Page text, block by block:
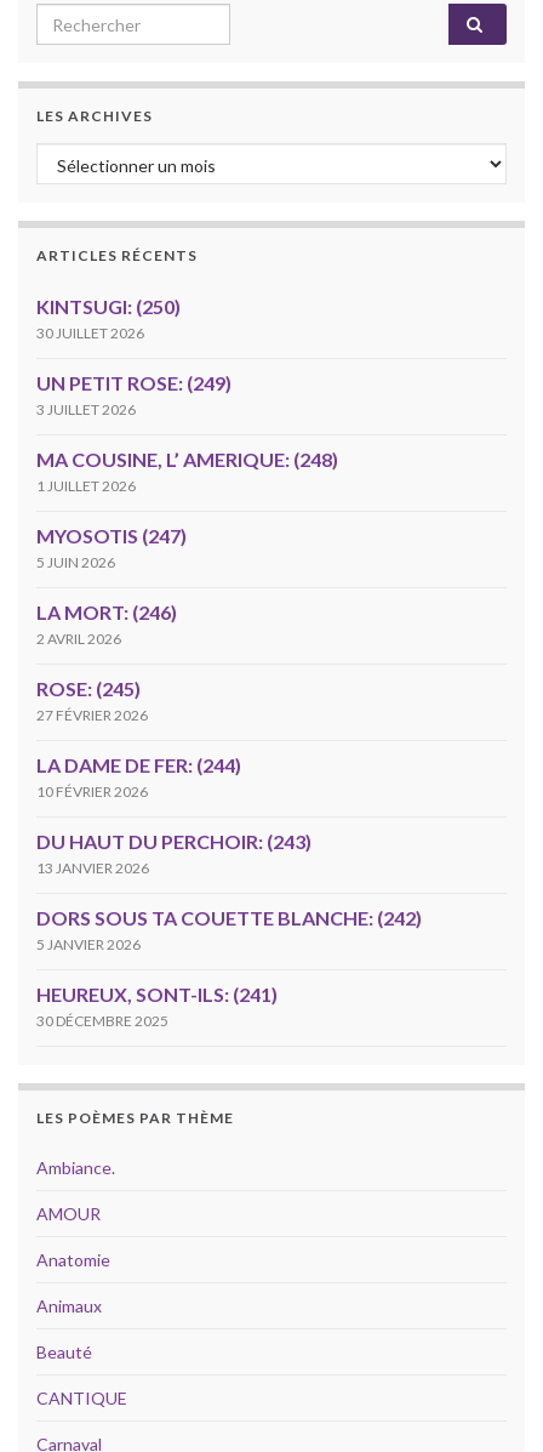
Search for:
LES ARCHIVES
Les archives
ARTICLES RÉCENTS
KINTSUGI: (250)
30 JUILLET 2026
UN PETIT ROSE: (249)
3 JUILLET 2026
MA COUSINE, L’ AMERIQUE: (248)
1 JUILLET 2026
MYOSOTIS (247)
5 JUIN 2026
LA MORT: (246)
2 AVRIL 2026
ROSE: (245)
27 FÉVRIER 2026
LA DAME DE FER: (244)
10 FÉVRIER 2026
DU HAUT DU PERCHOIR: (243)
13 JANVIER 2026
DORS SOUS TA COUETTE BLANCHE: (242)
5 JANVIER 2026
HEUREUX, SONT-ILS: (241)
30 DÉCEMBRE 2025
LES POÈMES PAR THÈME
Ambiance.
AMOUR
Anatomie
Animaux
Beauté
CANTIQUE
Carnaval